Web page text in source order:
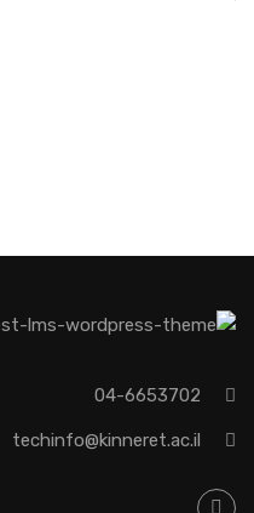
04-6653702
techinfo@kinneret.ac.il